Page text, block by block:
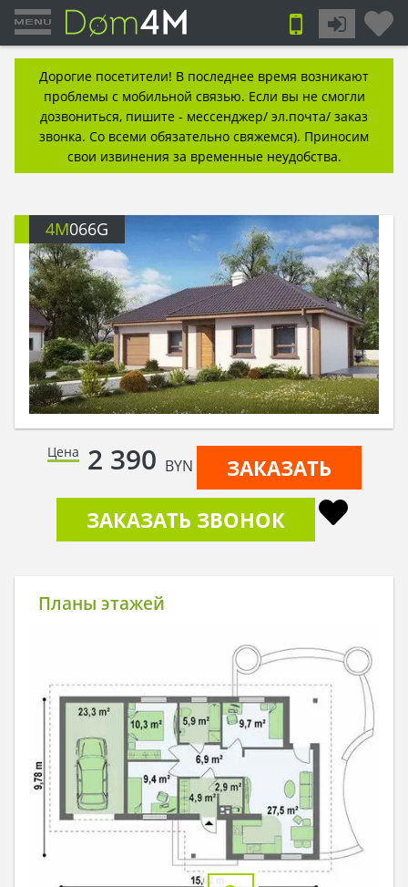
Дорогие посетители! В последнее время возникают
проблемы с мобильной связью. Если вы не смогли
дозвониться, пишите - мессенджер/ эл.почта/ заказ
звонка. Со всеми обязательно свяжемся). Приносим
свои извинения за временные неудобства.
4M066G
Цена 2 390 BYN
ЗАКАЗАТЬ
ЗАКАЗАТЬ ЗВОНОК
Планы этажей